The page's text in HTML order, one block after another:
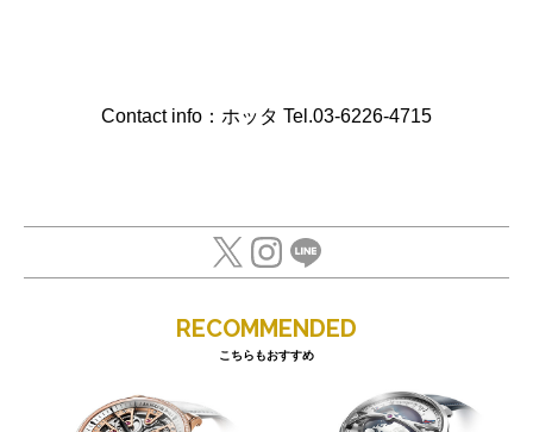
Contact info：ホッタ Tel.03-6226-4715
RECOMMENDED
こちらもおすすめ